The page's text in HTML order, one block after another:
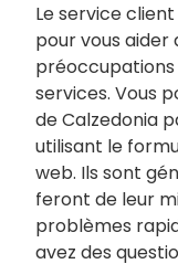
Le service
pour vous aider
services. Vous
de Calzedonia
utilisant le
web. Ils sont
feront de leur
problèmes
avez des